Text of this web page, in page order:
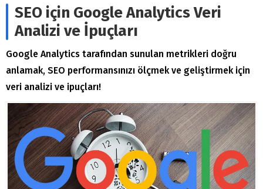
SEO için Google Analytics Veri
Analizi ve İpuçları
Google Analytics tarafından sunulan metrikleri doğru
anlamak, SEO performansınızı ölçmek ve geliştirmek için
veri analizi ve ipuçları!